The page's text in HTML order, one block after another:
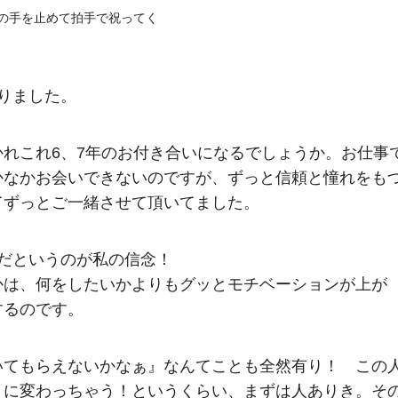
手を止めて拍手で祝ってく
ました。
これ6、7年のお付き合いになるでしょうか。お仕事
かお会いできないのですが、ずっと信頼と憧れをも
っとご一緒させて頂いてました。
というのが私の信念！
、何をしたいかよりもグッとモチベーションが上が
のです。
もらえないかなぁ』なんてことも全然有り！ この
変わっちゃう！というくらい、まずは人ありき。そ